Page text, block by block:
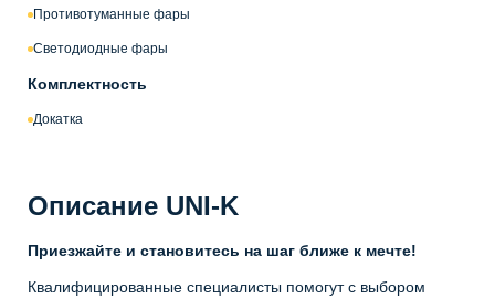
Противотуманные фары
Светодиодные фары
Комплектность
Докатка
Описание UNI-K
Приезжайте и становитесь на шаг ближе к мечте!
Квалифицированные специалисты помогут с выбором